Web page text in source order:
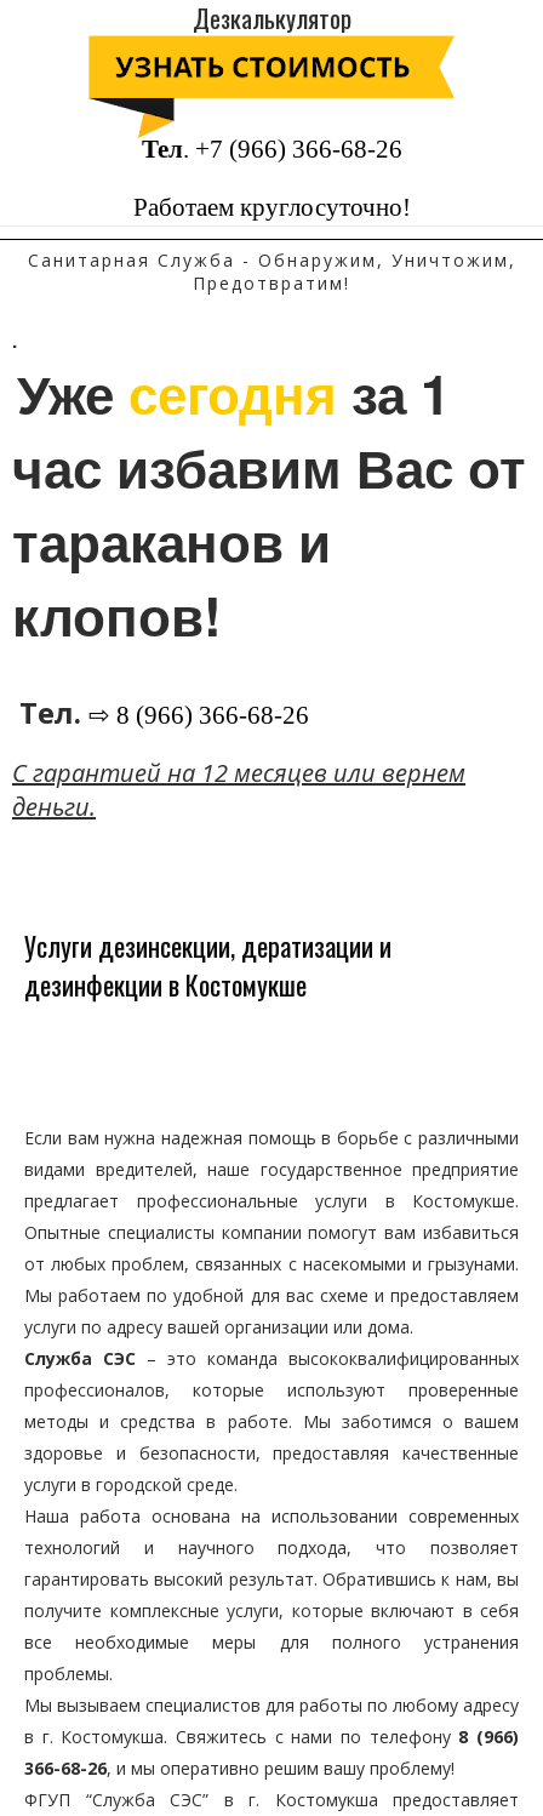
Дезкалькулятор
Тел. +7 (966) 366-68-26
Работаем круглосуточно!
Санитарная Служба - Обнаружим, Уничтожим,
Предотвратим!
.
Уже сегодня за 1
час избавим Вас от
тараканов и
клопов!
Тел. ⇨ 8 (966) 366-68-26
C гарантией на 12 месяцев или вернем
деньги.
Услуги дезинсекции, дератизации и
дезинфекции в Костомукше
Если вам нужна надежная помощь в борьбе с различными
видами вредителей, наше государственное предприятие
предлагает профессиональные услуги в Костомукше.
Опытные специалисты компании помогут вам избавиться
от любых проблем, связанных с насекомыми и грызунами.
Мы работаем по удобной для вас схеме и предоставляем
услуги по адресу вашей организации или дома.
Служба СЭС – это команда высококвалифицированных
профессионалов, которые используют проверенные
методы и средства в работе. Мы заботимся о вашем
здоровье и безопасности, предоставляя качественные
услуги в городской среде.
Наша работа основана на использовании современных
технологий и научного подхода, что позволяет
гарантировать высокий результат. Обратившись к нам, вы
получите комплексные услуги, которые включают в себя
все необходимые меры для полного устранения
проблемы.
Мы вызываем специалистов для работы по любому адресу
в г. Костомукша. Свяжитесь с нами по телефону 8 (966)
366-68-26, и мы оперативно решим вашу проблему!
ФГУП “Служба СЭС” в г. Костомукша предоставляет